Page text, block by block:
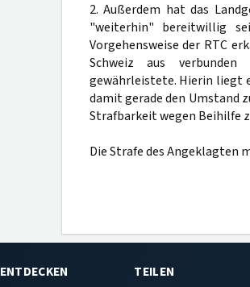
2. Außerdem hat das
"weiterhin" bereitwillig
Vorgehensweise der RTC
Schweiz aus
gewährleistete. Hierin liegt
damit gerade den Umstand
Strafbarkeit wegen Beihilfe
Die Strafe des Angeklagten
ENTDECKEN TEILEN